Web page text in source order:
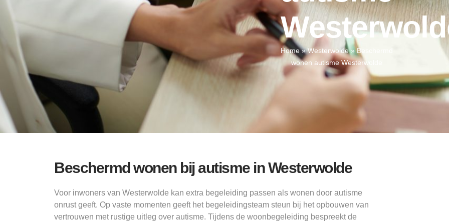
Home»Westerwolde»Beschermd
wonen autisme Westerwolde
Beschermd wonen bij autisme in Westerwolde
Voor inwoners van Westerwolde kan extra begeleiding passen als wonen door autisme
onrust geeft. Op vaste momenten geeft het begeleidingsteam steun bij het opbouwen van
vertrouwen met rustige uitleg over autisme. Tijdens de woonbegeleiding bespreekt de